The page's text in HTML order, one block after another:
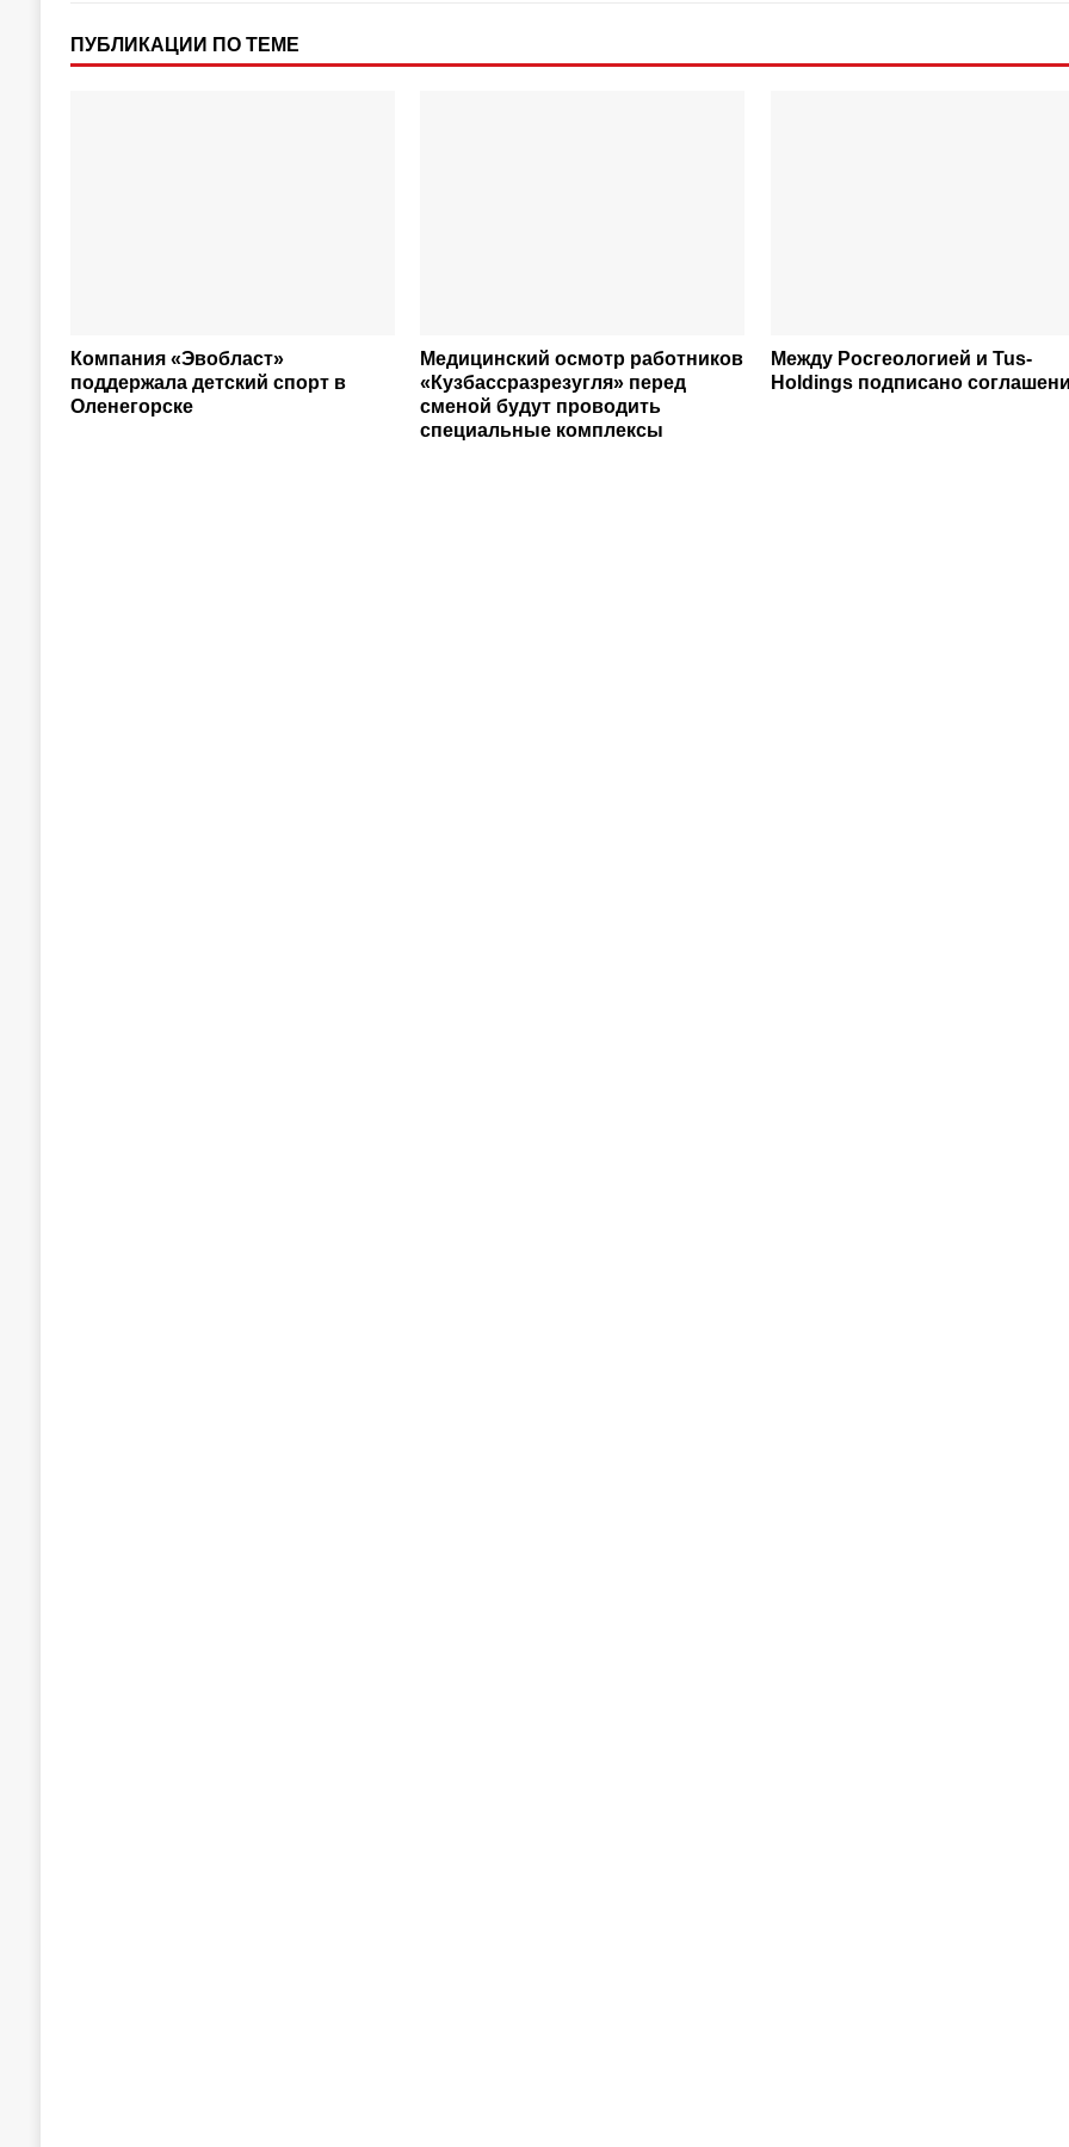
ПУБЛИКАЦИИ ПО ТЕМЕ
Компания «Эвобласт»
поддержала детский спорт в
Оленегорске
Медицинский осмотр работников
«Кузбассразрезугля» перед
сменой будут проводить
специальные комплексы
Между Росгеологией и Tus-
Holdings подписано